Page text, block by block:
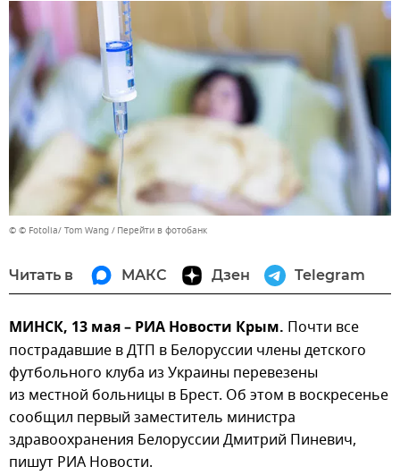
© © Fotolia/ Tom Wang Перейти в фотобанк
Читать в МАКС Дзен Telegram
МИНСК, 13 мая – РИА Новости Крым. Почти все
пострадавшие в ДТП в Белоруссии члены детского
футбольного клуба из Украины перевезены
из местной больницы в Брест. Об этом в воскресенье
сообщил первый заместитель министра
здравоохранения Белоруссии Дмитрий Пиневич,
пишут РИА Новости.